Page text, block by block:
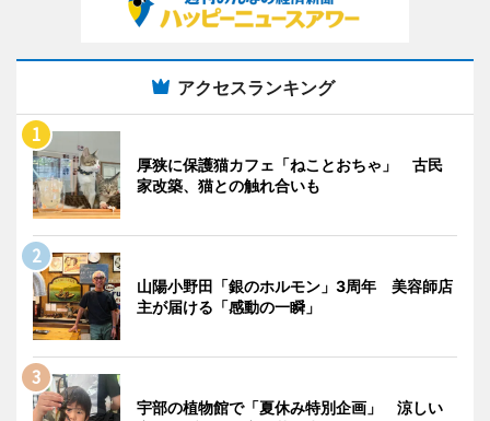
アクセスランキング
厚狭に保護猫カフェ「ねことおちゃ」 古民
家改築、猫との触れ合いも
山陽小野田「銀のホルモン」3周年 美容師店
主が届ける「感動の一瞬」
宇部の植物館で「夏休み特別企画」 涼しい